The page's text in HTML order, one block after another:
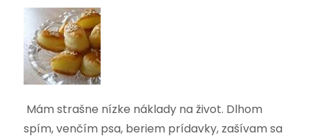
Mám strašne nízke náklady na život. Dlhom
spím, venčím psa, beriem prídavky, zašívam sa